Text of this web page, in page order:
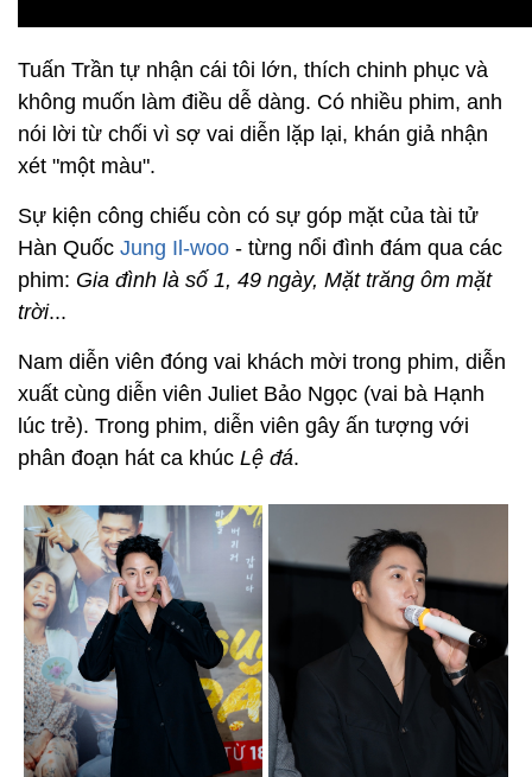
Tuấn Trần tự nhận cái tôi lớn, thích chinh phục và
không muốn làm điều dễ dàng. Có nhiều phim, anh
nói lời từ chối vì sợ vai diễn lặp lại, khán giả nhận
xét "một màu".
Sự kiện công chiếu còn có sự góp mặt của tài tử
Hàn Quốc Jung Il-woo - từng nổi đình đám qua các
phim: Gia đình là số 1, 49 ngày, Mặt trăng ôm mặt
trời...
Nam diễn viên đóng vai khách mời trong phim, diễn
xuất cùng diễn viên Juliet Bảo Ngọc (vai bà Hạnh
lúc trẻ). Trong phim, diễn viên gây ấn tượng với
phân đoạn hát ca khúc Lệ đá.